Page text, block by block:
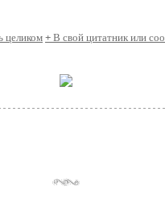
целиком+ В свой цитатник или